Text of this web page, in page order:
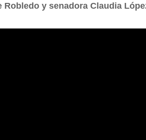
Robledo y senadora Claudia